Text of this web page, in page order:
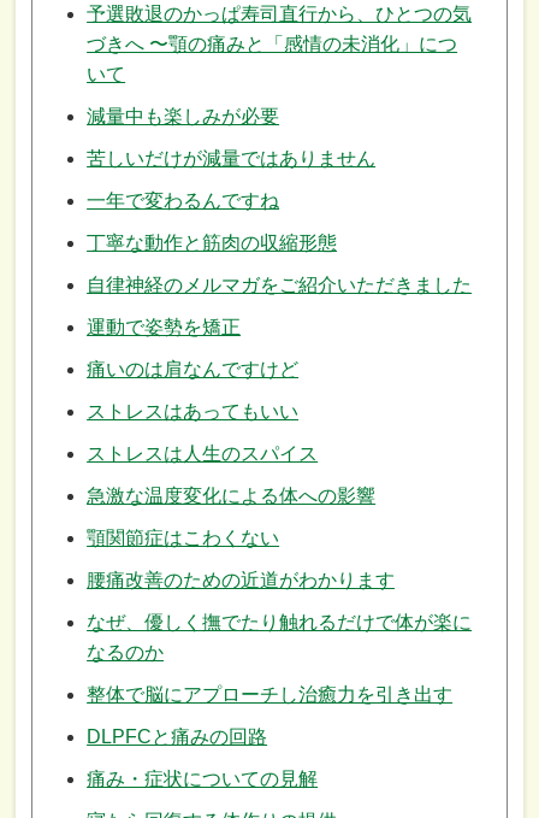
予選敗退のかっぱ寿司直行から、ひとつの気
づきへ 〜顎の痛みと「感情の未消化」につ
いて
減量中も楽しみが必要
苦しいだけが減量ではありません
一年で変わるんですね
丁寧な動作と筋肉の収縮形態
自律神経のメルマガをご紹介いただきました
運動で姿勢を矯正
痛いのは肩なんですけど
ストレスはあってもいい
ストレスは人生のスパイス
急激な温度変化による体への影響
顎関節症はこわくない
腰痛改善のための近道がわかります
なぜ、優しく撫でたり触れるだけで体が楽に
なるのか
整体で脳にアプローチし治癒力を引き出す
DLPFCと痛みの回路
痛み・症状についての見解